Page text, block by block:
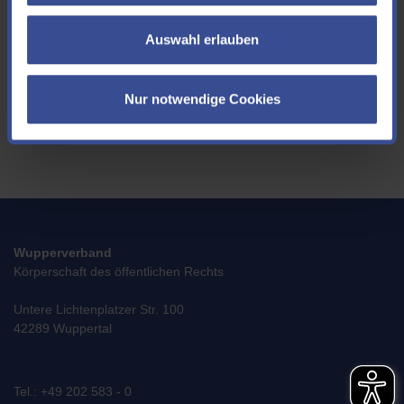
Auswahl erlauben
Nur notwendige Cookies
Ich akzeptiere dieDatenschutzerklärung*
SENDEN
Wupperverband
Körperschaft des öffentlichen Rechts
Untere Lichtenplatzer Str. 100
42289 Wuppertal
Tel.: +49 202 583 - 0